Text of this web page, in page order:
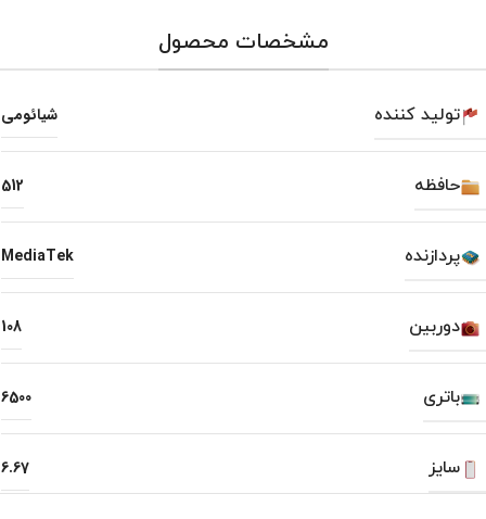
مشخصات محصول
تولید کننده شیائومی
حافظه 512
پردازنده MediaTek
دوربین 108
باتری 6500
سایز 6.67